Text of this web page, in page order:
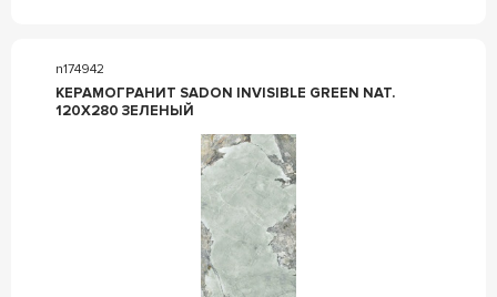
n174942
КЕРАМОГРАНИТ SADON INVISIBLE GREEN NAT.
120X280 ЗЕЛЕНЫЙ